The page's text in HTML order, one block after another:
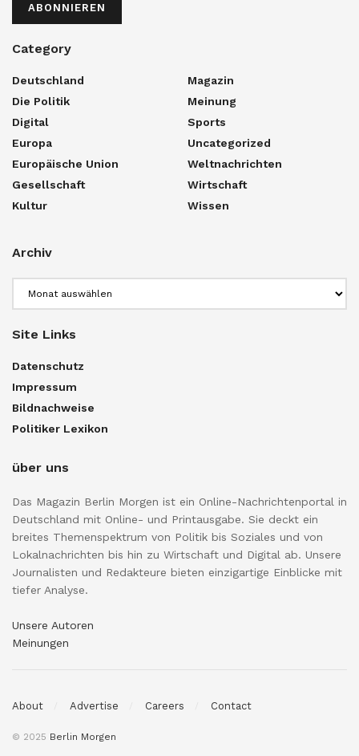
ABONNIEREN
Category
Deutschland
Die Politik
Digital
Europa
Europäische Union
Gesellschaft
Kultur
Magazin
Meinung
Sports
Uncategorized
Weltnachrichten
Wirtschaft
Wissen
Archiv
Site Links
Datenschutz
Impressum
Bildnachweise
Politiker Lexikon
über uns
Das Magazin Berlin Morgen ist ein Online-Nachrichtenportal in
Deutschland mit Online- und Printausgabe. Sie deckt ein
breites Themenspektrum von Politik bis Soziales und von
Lokalnachrichten bis hin zu Wirtschaft und Digital ab. Unsere
Journalisten und Redakteure bieten einzigartige Einblicke mit
tiefer Analyse.
Unsere Autoren
Meinungen
About Advertise Careers Contact
© 2025 Berlin Morgen